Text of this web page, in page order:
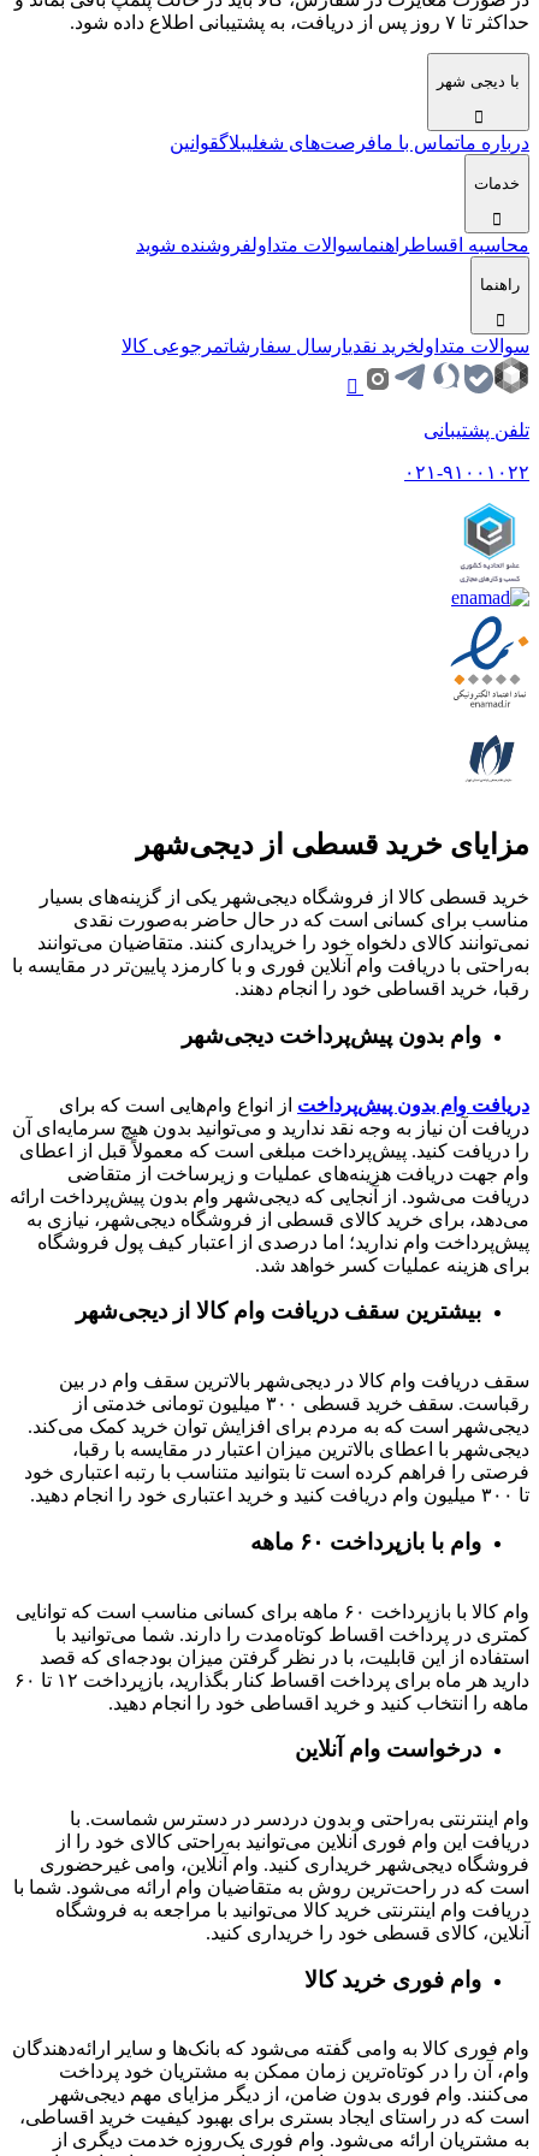
حداکثر تا ۷ روز پس از دریافت، به پشتیبانی اطلاع داده شود.
با دیجی شهر
درباره ماتماس با مافرصت‌های شغلیبلاگقوانین
خدمات
محاسبه اقساطراهنماسوالات متداولفروشنده شوید
راهنما
سوالات متداولخرید نقدیارسال سفارشاتمرجوعی کالا
تلفن پشتیبانی
۰۲۱-۹۱۰۰۱۰۲۲
مزایای خرید قسطی از دیجی‌شهر
خرید قسطی کالا از فروشگاه دیجی‌شهر یکی از گزینه‌های بسیار
مناسب برای کسانی است که در حال حاضر به‌صورت نقدی
نمی‌توانند کالای دلخواه خود را خریداری کنند. متقاضیان می‌توانند
به‌راحتی با دریافت وام آنلاین فوری و با کارمزد پایین‌تر در مقایسه با
رقبا، خرید اقساطی خود را انجام دهند.
وام بدون پیش‌پرداخت‌ دیجی‌شهر
دریافت وام بدون پیش‌پرداخت از انواع وام‌هایی است که برای
دریافت آن نیاز به وجه نقد ندارید و می‌توانید بدون هیچ سرمایه‌ای آن
را دریافت کنید. پیش‌پرداخت مبلغی است که معمولاً قبل از اعطای
وام جهت دریافت هزینه‌های عملیات و زیرساخت از متقاضی
دریافت می‌شود. از آنجایی که دیجی‌شهر وام بدون پیش‌پرداخت ارائه
می‌دهد، برای خرید کالای قسطی از فروشگاه دیجی‌شهر، نیازی به
پیش‌پرداخت وام ندارید؛ اما درصدی از اعتبار کیف پول فروشگاه
برای هزینه عملیات کسر خواهد شد.
بیشترین سقف دریافت وام کالا از دیجی‌شهر
سقف دریافت وام کالا در دیجی‌شهر بالاترین سقف وام در بین
رقباست. سقف خرید قسطی ۳۰۰ میلیون تومانی خدمتی از
دیجی‌شهر است که به مردم برای افزایش توان خرید کمک می‌کند.
دیجی‌شهر با اعطای بالاترین میزان اعتبار در مقایسه با رقبا،
فرصتی را فراهم کرده است تا بتوانید متناسب با رتبه اعتباری خود
تا ۳۰۰ میلیون وام دریافت کنید و خرید اعتباری خود را انجام دهید.
وام با بازپرداخت ۶۰ ماهه
وام کالا با بازپرداخت ۶۰ ماهه برای کسانی مناسب است که توانایی
کمتری در پرداخت اقساط کوتاه‌مدت را دارند. شما می‌توانید با
استفاده از این قابلیت، با در نظر گرفتن میزان بودجه‌ای که قصد
دارید هر ماه برای پرداخت اقساط کنار بگذارید، بازپرداخت ۱۲ تا ۶۰
ماهه را انتخاب کنید و خرید اقساطی خود را انجام دهید.
درخواست وام آنلاین
وام اینترنتی به‌راحتی و بدون دردسر در دسترس شماست. با
دریافت این وام فوری آنلاین می‌توانید به‌راحتی کالای خود را از
فروشگاه دیجی‌شهر خریداری کنید. وام آنلاین، وامی غیرحضوری
است که در راحت‌ترین روش به متقاضیان وام ارائه می‌شود. شما با
دریافت وام اینترنتی خرید کالا می‌توانید با مراجعه به فروشگاه
آنلاین، کالای قسطی خود را خریداری کنید.
وام فوری خرید کالا
وام فوری کالا به وامی گفته می‌شود که بانک‌ها و سایر ارائه‌دهندگان
وام، آن را در کوتاه‌ترین زمان ممکن به مشتریان خود پرداخت
می‌کنند. وام فوری بدون ضامن، از دیگر مزایای مهم دیجی‌شهر
است که در راستای ایجاد بستری برای بهبود کیفیت خرید اقساطی،
به مشتریان ارائه می‌شود. وام فوری یک‌روزه خدمت دیگری از